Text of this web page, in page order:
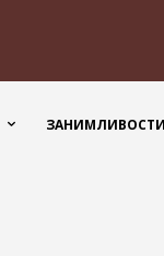
ЗАНИМЛИВОСТИ